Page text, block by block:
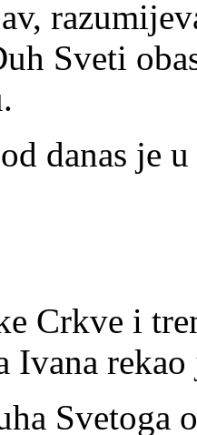
Sveti
danas je
Crkve i
Ivana rekao
Svetoga